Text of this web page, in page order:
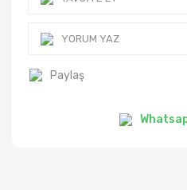
YORUM YAZ
Paylaş